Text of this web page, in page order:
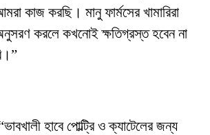
কাজ করছি। মানু ফার্মসের খামারিরা
করলে কখনোই ক্ষতিগ্রস্ত হবেন না
হাবে পোল্ট্রি ও ক্যাটেলের জন্য